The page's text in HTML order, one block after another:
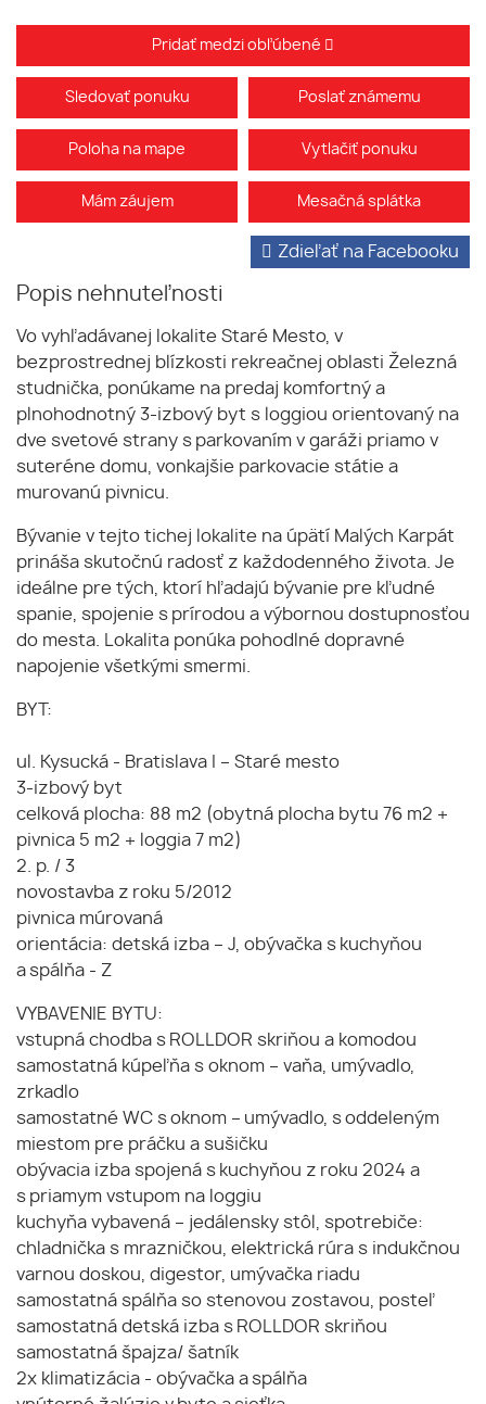
Pridať medzi obľúbené
Sledovať ponuku Poslať známemu
Poloha na mape Vytlačiť ponuku
Mám záujem Mesačná splátka
Popis nehnuteľnosti
Zdieľať na Facebooku
Vo vyhľadávanej lokalite Staré Mesto, v
bezprostrednej blízkosti rekreačnej oblasti Železná
studnička, ponúkame na predaj komfortný a
plnohodnotný 3-izbový byt s loggiou orientovaný na
dve svetové strany s parkovaním v garáži priamo v
suteréne domu, vonkajšie parkovacie státie a
murovanú pivnicu.
Bývanie v tejto tichej lokalite na úpätí Malých Karpát
prináša skutočnú radosť z každodenného života. Je
ideálne pre tých, ktorí hľadajú bývanie pre kľudné
spanie, spojenie s prírodou a výbornou dostupnosťou
do mesta. Lokalita ponúka pohodlné dopravné
napojenie všetkými smermi.
BYT:
ul. Kysucká - Bratislava I – Staré mesto
3-izbový byt
celková plocha: 88 m2 (obytná plocha bytu 76 m2 +
pivnica 5 m2 + loggia 7 m2)
2. p. / 3
novostavba z roku 5/2012
pivnica múrovaná
orientácia: detská izba – J, obývačka s kuchyňou
a spálňa - Z
VYBAVENIE BYTU:
vstupná chodba s ROLLDOR skriňou a komodou
samostatná kúpeľňa s oknom – vaňa, umývadlo,
zrkadlo
samostatné WC s oknom – umývadlo, s oddeleným
miestom pre práčku a sušičku
obývacia izba spojená s kuchyňou z roku 2024 a
s priamym vstupom na loggiu
kuchyňa vybavená – jedálensky stôl, spotrebiče:
chladnička s mrazničkou, elektrická rúra s indukčnou
varnou doskou, digestor, umývačka riadu
samostatná spálňa so stenovou zostavou, posteľ
samostatná detská izba s ROLLDOR skriňou
samostatná špajza/ šatník
2x klimatizácia - obývačka a spálňa